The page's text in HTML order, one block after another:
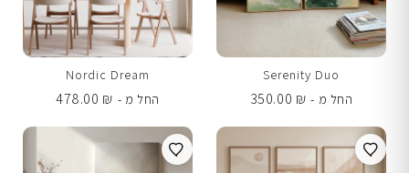
Serenity Duo
החל מ -
350.00 ₪
Nordic Dream
החל מ -
478.00 ₪